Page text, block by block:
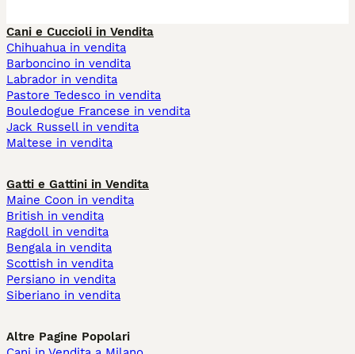
Cani e Cuccioli in Vendita
Chihuahua in vendita
Barboncino in vendita
Labrador in vendita
Pastore Tedesco in vendita
Bouledogue Francese in vendita
Jack Russell in vendita
Maltese in vendita
Gatti e Gattini in Vendita
Maine Coon in vendita
British in vendita
Ragdoll in vendita
Bengala in vendita
Scottish in vendita
Persiano in vendita
Siberiano in vendita
Altre Pagine Popolari